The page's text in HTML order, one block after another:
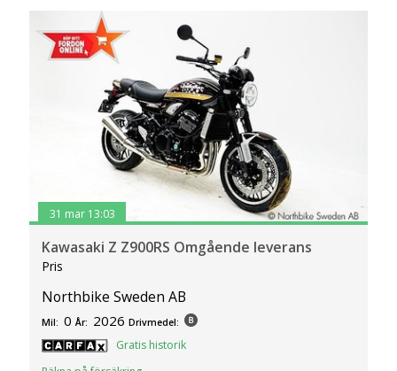
31 mar 13:03
Kawasaki Z Z900RS Omgående leverans
Pris
Northbike Sweden AB
Mil: 0 År: 2026 Drivmedel:
Gratis historik